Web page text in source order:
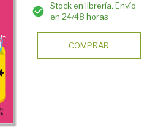
Stock en librería. Envío
en 24/48 horas
COMPRAR